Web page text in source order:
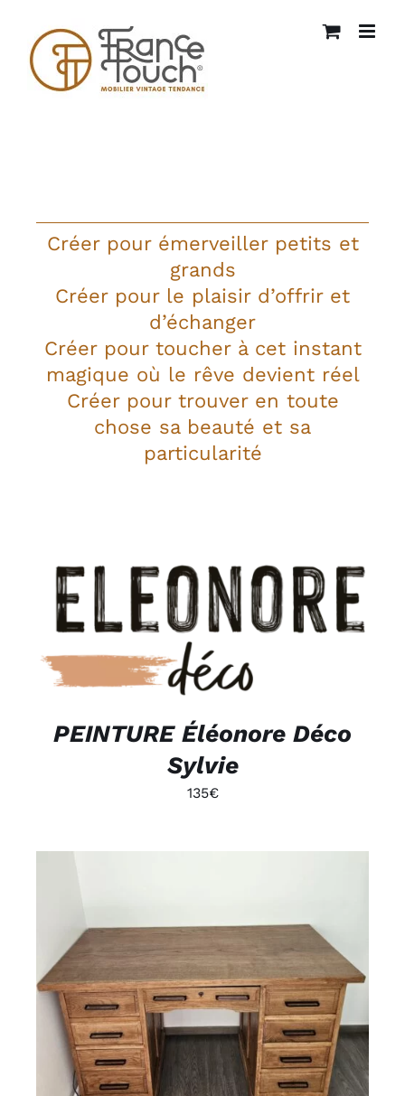
contenu
Créer pour émerveiller petits et
grands
Créer pour le plaisir d’offrir et
d’échanger
Créer pour toucher à cet instant
magique où le rêve devient réel
Créer pour trouver en toute
chose sa beauté et sa
particularité
DÉTAILS
PEINTURE Éléonore Déco
Sylvie
135€
DÉTAILS